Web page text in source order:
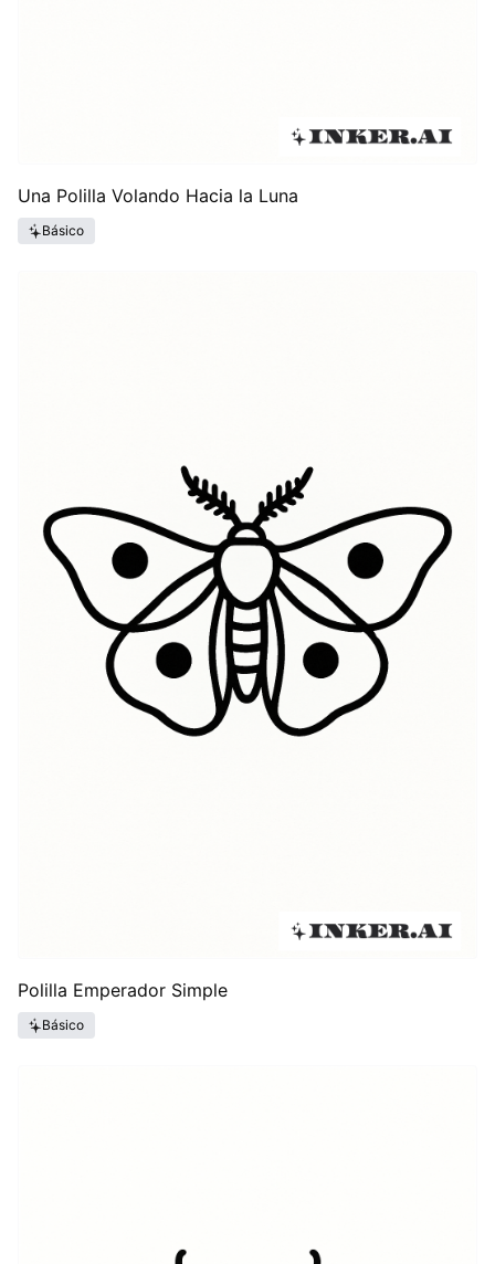
Una Polilla Volando Hacia la Luna
Básico
Polilla Emperador Simple
Básico